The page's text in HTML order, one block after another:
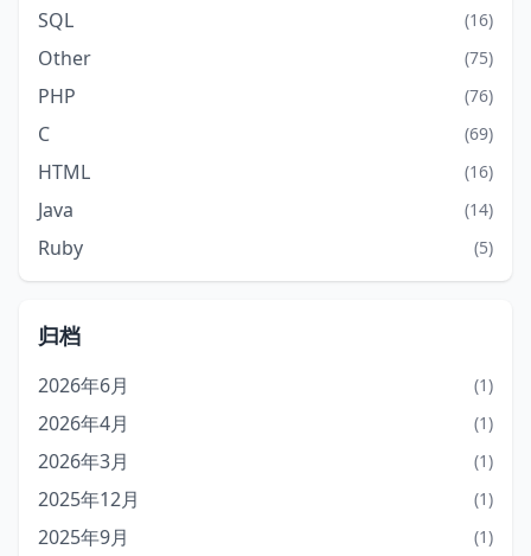
SQL (16)
Other (75)
PHP (76)
C (69)
HTML (16)
Java (14)
Ruby (5)
归档
2026年6月 (1)
2026年4月 (1)
2026年3月 (1)
2025年12月 (1)
2025年9月 (1)